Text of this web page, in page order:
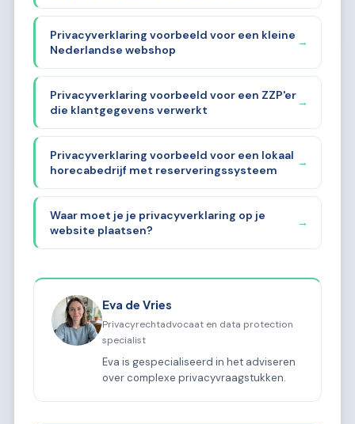
Privacyverklaring voorbeeld voor een kleine
Nederlandse webshop
→
Privacyverklaring voorbeeld voor een ZZP'er
die klantgegevens verwerkt
→
Privacyverklaring voorbeeld voor een lokaal
horecabedrijf met reserveringssysteem
→
Waar moet je je privacyverklaring op je
website plaatsen?
→
Eva de Vries
Privacyrechtadvocaat en data protection
specialist
Eva is gespecialiseerd in het adviseren
over complexe privacyvraagstukken.